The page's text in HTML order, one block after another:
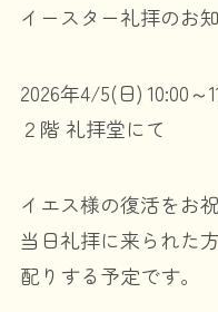
イースター礼拝のお
2026年4/5(日) 10:00～
２階 礼拝堂にて
イエス様の復活をお
当日礼拝に来られた
配りする予定です。